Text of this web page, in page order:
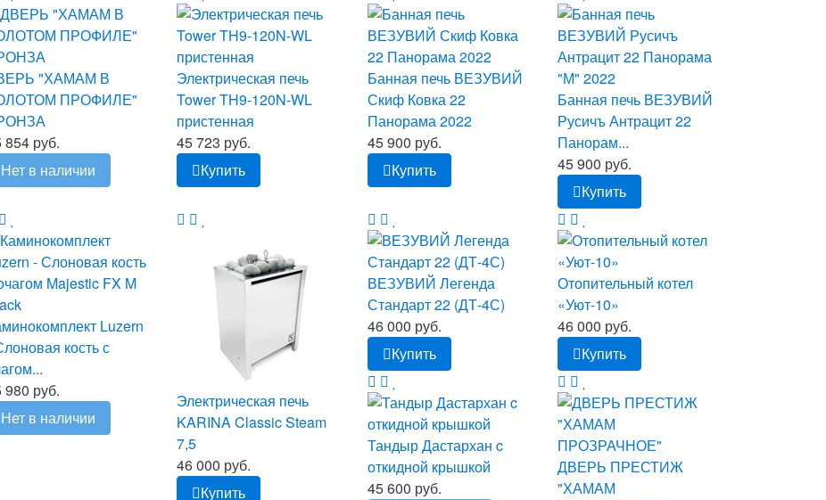
"ХАМАМ В
ПРОФИЛЕ"
854 руб.
Нет в наличии
Электрическая печь
Tower TH9-120N-WL
пристенная
45 723 руб.
Купить
Банная печь ВЕЗУВИЙ
Скиф Ковка 22
Панорама 2022
45 900 руб.
Купить
Банная печь ВЕЗУВИЙ
Русичъ Антрацит 22
Панорам...
45 900 руб.
Купить
Luzern
кость с
980 руб.
Нет в наличии
Электрическая печь
KARINA Classic Steam
7,5
46 000 руб.
Купить
ВЕЗУВИЙ Легенда
Стандарт 22 (ДТ-4С)
46 000 руб.
Купить
Отопительный котел
«Уют-10»
46 000 руб.
Купить
Тандыр Дастархан c
откидной крышкой
45 600 руб.
ДВЕРЬ ПРЕСТИЖ
"ХАМАМ